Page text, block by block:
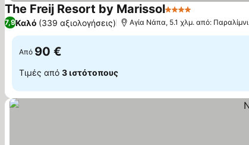
The Freij Resort by Marissol4 Αστέρια
7,9Καλό (339 αξιολογήσεις) Αγία Νάπα, 5.1 χλμ. από: Παραλίμνι
Από 90 €
Τιμές από 3 ιστότοπους